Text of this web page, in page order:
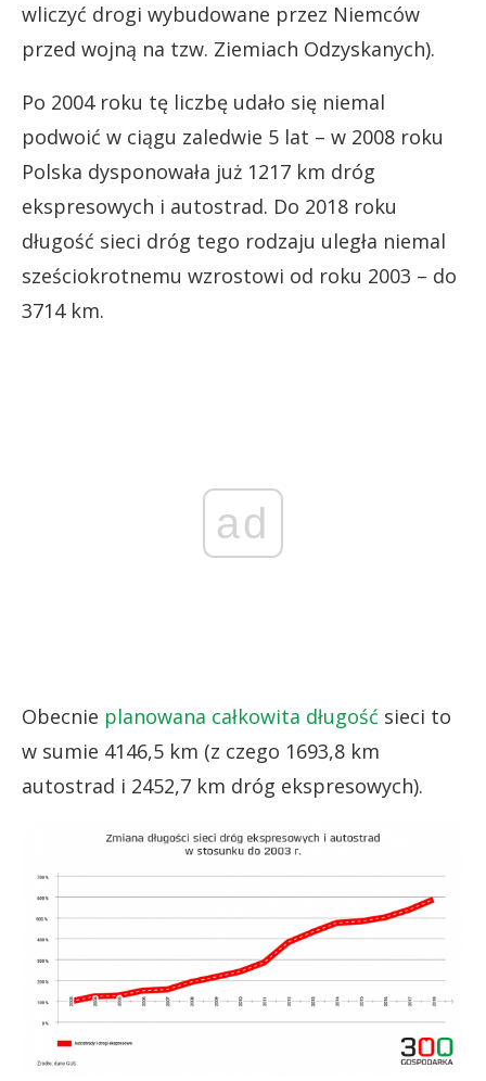
wliczyć drogi wybudowane przez Niemców
przed wojną na tzw. Ziemiach Odzyskanych).
Po 2004 roku tę liczbę udało się niemal
podwoić w ciągu zaledwie 5 lat – w 2008 roku
Polska dysponowała już 1217 km dróg
ekspresowych i autostrad. Do 2018 roku
długość sieci dróg tego rodzaju uległa niemal
sześciokrotnemu wzrostowi od roku 2003 – do
3714 km.
ad
Obecnie planowana całkowita długość sieci to
w sumie 4146,5 km (z czego 1693,8 km
autostrad i 2452,7 km dróg ekspresowych).